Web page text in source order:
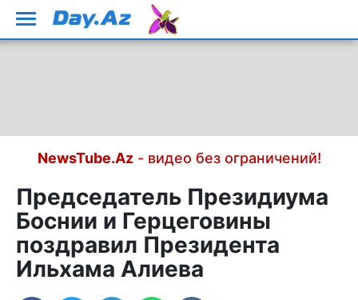
NewsTube.Az- видео без ограничений!
Председатель Президиума
Боснии и Герцеговины
поздравил Президента
Ильхама Алиева